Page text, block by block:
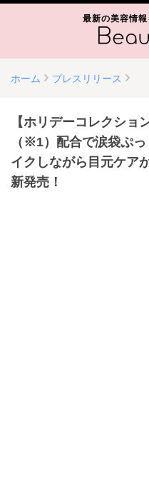
最新の美容情報
ホーム プレスリリース
【ホリデーコレクショ
（※1）配合で涙袋ぷ
イクしながら目元ケア
新発売！